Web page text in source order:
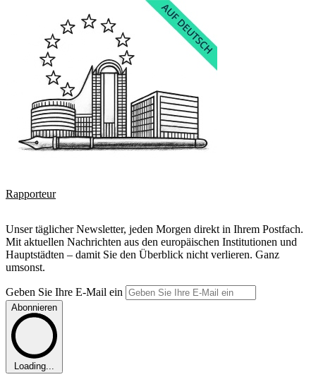
Rapporteur
Unser täglicher Newsletter, jeden Morgen direkt in Ihrem Postfach.
Mit aktuellen Nachrichten aus den europäischen Institutionen und
Hauptstädten – damit Sie den Überblick nicht verlieren. Ganz
umsonst.
Geben Sie Ihre E-Mail ein
Abonnieren
Loading...